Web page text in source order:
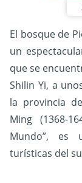
El bosque de
un
que se
Shilin Yi, a
la provincia
Ming (1368-
Mundo”, es
turísticas del